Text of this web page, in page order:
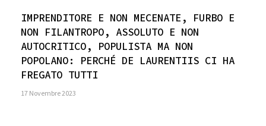
IMPRENDITORE E NON MECENATE, FURBO E
NON FILANTROPO, ASSOLUTO E NON
AUTOCRITICO, POPULISTA MA NON
POPOLANO: PERCHÉ DE LAURENTIIS CI HA
FREGATO TUTTI
17 Novembre 2023